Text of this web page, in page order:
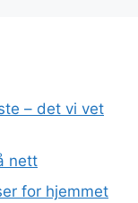
– det vi vet
nett
for hjemmet